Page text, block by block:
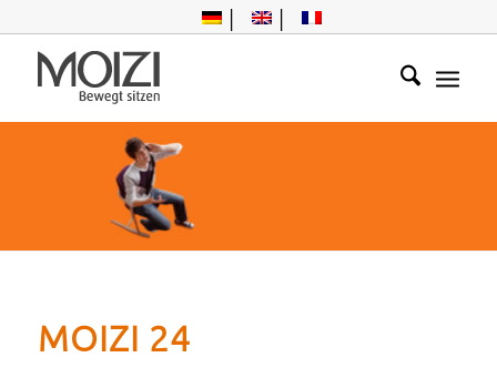
Hier kommt Bew
egung in den Allt
MOIZI 24